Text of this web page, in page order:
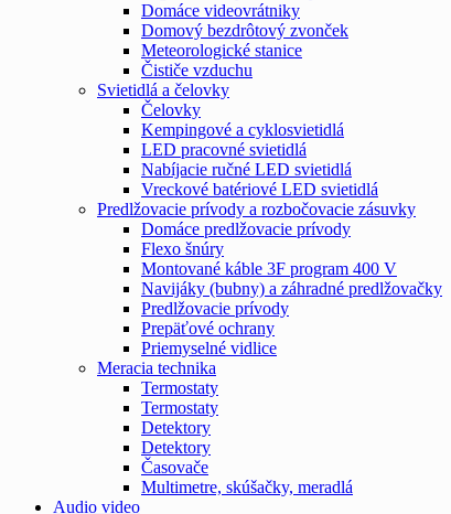
Domáce videovrátniky
Domový bezdrôtový zvonček
Meteorologické stanice
Čističe vzduchu
Svietidlá a čelovky
Čelovky
Kempingové a cyklosvietidlá
LED pracovné svietidlá
Nabíjacie ručné LED svietidlá
Vreckové batériové LED svietidlá
Predlžovacie prívody a rozbočovacie zásuvky
Domáce predlžovacie prívody
Flexo šnúry
Montované káble 3F program 400 V
Navijáky (bubny) a záhradné predlžovačky
Predlžovacie prívody
Prepäťové ochrany
Priemyselné vidlice
Meracia technika
Termostaty
Termostaty
Detektory
Detektory
Časovače
Multimetre, skúšačky, meradlá
Audio video